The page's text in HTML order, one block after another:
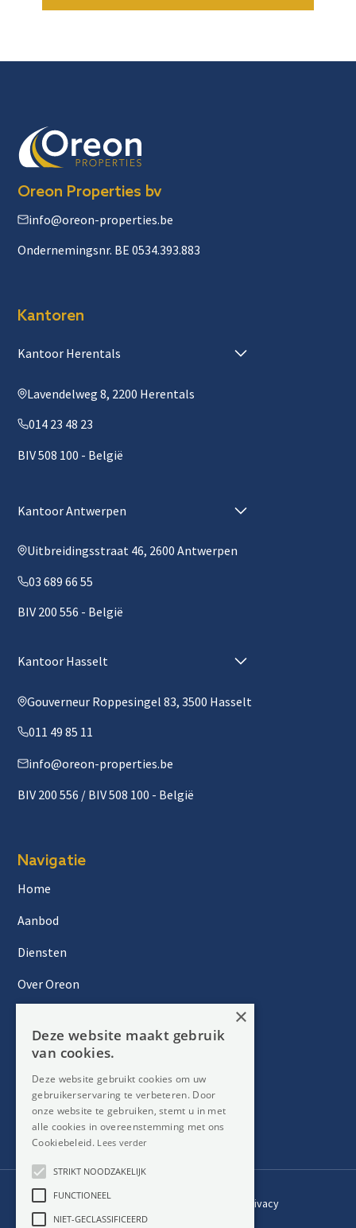
Oreon Properties bv
info@oreon-properties.be
Ondernemingsnr. BE 0534.393.883
Kantoren
Kantoor Herentals
Lavendelweg 8, 2200 Herentals
014 23 48 23
BIV 508 100 - België
Kantoor Antwerpen
Uitbreidingsstraat 46, 2600 Antwerpen
03 689 66 55
BIV 200 556 - België
Kantoor Hasselt
Gouverneur Roppesingel 83, 3500 Hasselt
011 49 85 11
info@oreon-properties.be
BIV 200 556 / BIV 508 100 - België
Navigatie
Home
Aanbod
Diensten
Over Oreon
Contact
Nieuwsbrief
Privacy
×
Deze website maakt gebruik
van cookies.
Deze website gebruikt cookies om uw
gebruikerservaring te verbeteren. Door
onze website te gebruiken, stemt u in met
alle cookies in overeenstemming met ons
Cookiebeleid. Lees verder
STRIKT NOODZAKELIJK
FUNCTIONEEL
NIET-GECLASSIFICEERD